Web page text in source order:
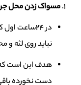
مسواک زدن محل
در 24ساعت
نباید روی لثه و
هدف این است
دست نخورده